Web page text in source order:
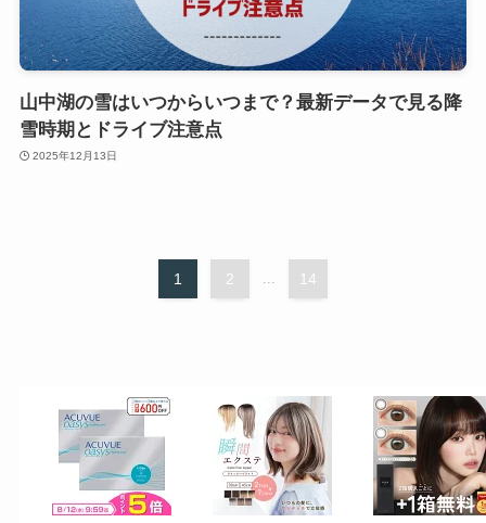
山中湖の雪はいつからいつまで？最新データで見る降
雪時期とドライブ注意点
2025年12月13日
1 2 ... 14